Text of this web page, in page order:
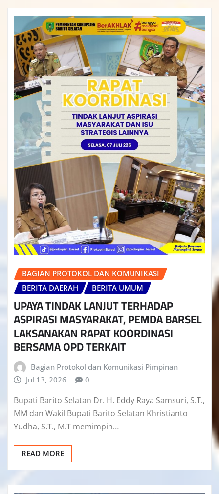
BAGIAN PROTOKOL DAN KOMUNIKASI
BERITA DAERAH
BERITA UMUM
UPAYA TINDAK LANJUT TERHADAP
ASPIRASI MASYARAKAT, PEMDA BARSEL
LAKSANAKAN RAPAT KOORDINASI
BERSAMA OPD TERKAIT
Bagian Protokol dan Komunikasi Pimpinan
Jul 13, 2026
0
Bupati Barito Selatan Dr. H. Eddy Raya Samsuri, S.T.,
MM dan Wakil Bupati Barito Selatan Khristianto
Yudha, S.T., M.T memimpin…
READ MORE